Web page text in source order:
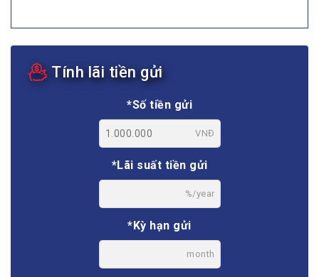
Tính lãi tiền gửi
*Số tiền gửi
VNĐ
*Lãi suất tiền gửi
%/year
*Kỳ hạn gửi
month